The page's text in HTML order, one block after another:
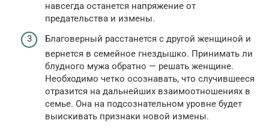
навсегда останется напряжение от
предательства и измены.
Благоверный расстанется с другой женщиной и
вернется в семейное гнездышко. Принимать ли
блудного мужа обратно — решать женщине.
Необходимо четко осознавать, что случившееся
отразится на дальнейших взаимоотношениях в
семье. Она на подсознательном уровне будет
выискивать признаки новой измены.